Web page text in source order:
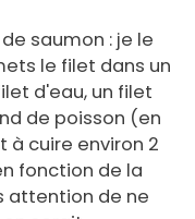
saumon : je le
le filet dans un
d'eau, un filet
de poisson (en
cuire environ 2
fonction de la
attention de ne